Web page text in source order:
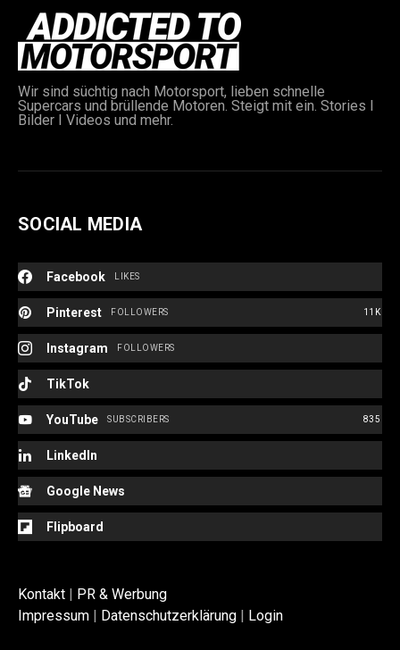
Wir sind süchtig nach Motorsport, lieben schnelle
Supercars und brüllende Motoren. Steigt mit ein. Stories I
Bilder I Videos und mehr.
SOCIAL MEDIA
Facebook LIKES
Pinterest 11K
FOLLOWERS
Instagram FOLLOWERS
TikTok
YouTube 835
SUBSCRIBERS
LinkedIn
Google News
Flipboard
Kontakt | PR & Werbung
Impressum | Datenschutzerklärung | Login